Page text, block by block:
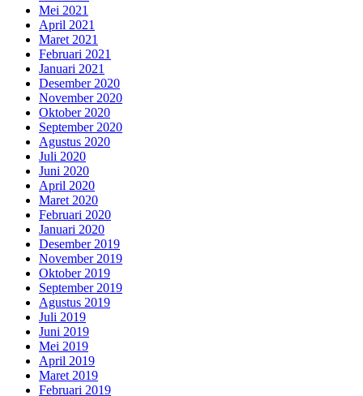
Mei 2021
April 2021
Maret 2021
Februari 2021
Januari 2021
Desember 2020
November 2020
Oktober 2020
September 2020
Agustus 2020
Juli 2020
Juni 2020
April 2020
Maret 2020
Februari 2020
Januari 2020
Desember 2019
November 2019
Oktober 2019
September 2019
Agustus 2019
Juli 2019
Juni 2019
Mei 2019
April 2019
Maret 2019
Februari 2019